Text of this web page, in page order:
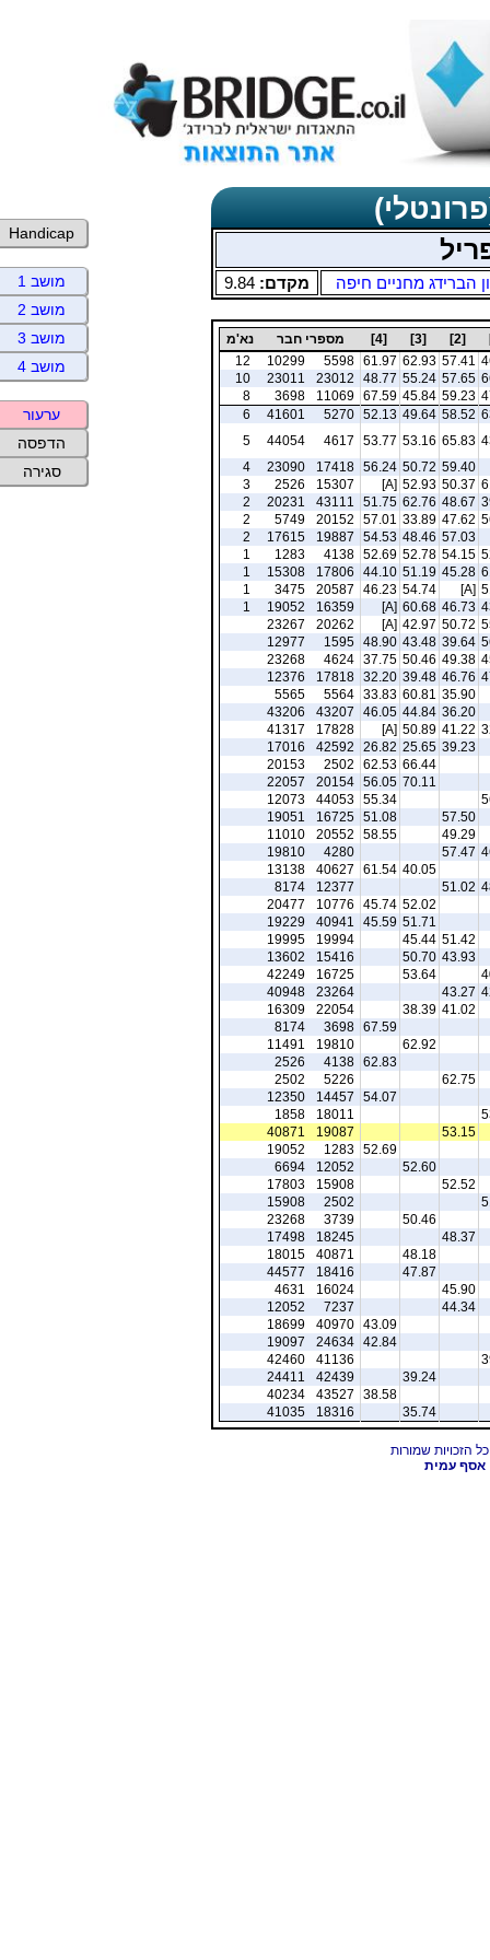
הברידג מחניים חיפה מקדם:9.84
[2]
[3]
[4] מספרי חבר
נא'מ
57.41
62.93
61.97
5598
10299
12
57.65
55.24
48.77
23012
23011
10
59.23
45.84
67.59
11069
3698
8
58.52
49.64
52.13
5270
41601
6
65.83
53.16
53.77
4617
44054
5
59.40
50.72
56.24
17418
23090
4
50.37
52.93
[A]
15307
2526
3
48.67
62.76
51.75
43111
20231
2
47.62
33.89
57.01
20152
5749
2
57.03
48.46
54.53
19887
17615
2
54.15
52.78
52.69
4138
1283
1
45.28
51.19
44.10
17806
15308
1
[A]
54.74
46.23
20587
3475
1
46.73
60.68
[A]
16359
19052
1
50.72
42.97
[A]
20262
23267
39.64
43.48
48.90
1595
12977
49.38
50.46
37.75
4624
23268
46.76
39.48
32.20
17818
12376
35.90
60.81
33.83
5564
5565
36.20
44.84
46.05
43207
43206
41.22
50.89
[A]
17828
41317
39.23
25.65
26.82
42592
17016
66.44
62.53
2502
20153
70.11
56.05
20154
22057
55.34
44053
12073
57.50
51.08
16725
19051
49.29
58.55
20552
11010
57.47
4280
19810
40.05
61.54
40627
13138
51.02
12377
8174
52.02
45.74
10776
20477
51.71
45.59
40941
19229
51.42
45.44
19994
19995
43.93
50.70
15416
13602
53.64
16725
42249
43.27
23264
40948
41.02
38.39
22054
16309
67.59
3698
8174
62.92
19810
11491
62.83
4138
2526
62.75
5226
2502
54.07
14457
12350
18011
1858
53.15
19087
40871
52.69
1283
19052
52.60
12052
6694
52.52
15908
17803
2502
15908
50.46
3739
23268
48.37
18245
17498
48.18
40871
18015
47.87
18416
44577
45.90
16024
4631
44.34
7237
12052
43.09
40970
18699
42.84
24634
19097
41136
42460
39.24
42439
24411
38.58
43527
40234
35.74
18316
41035
אסף עמית
Handicap
מושב 1
מושב 2
מושב 3
מושב 4
ערעור
הדפסה
סגירה